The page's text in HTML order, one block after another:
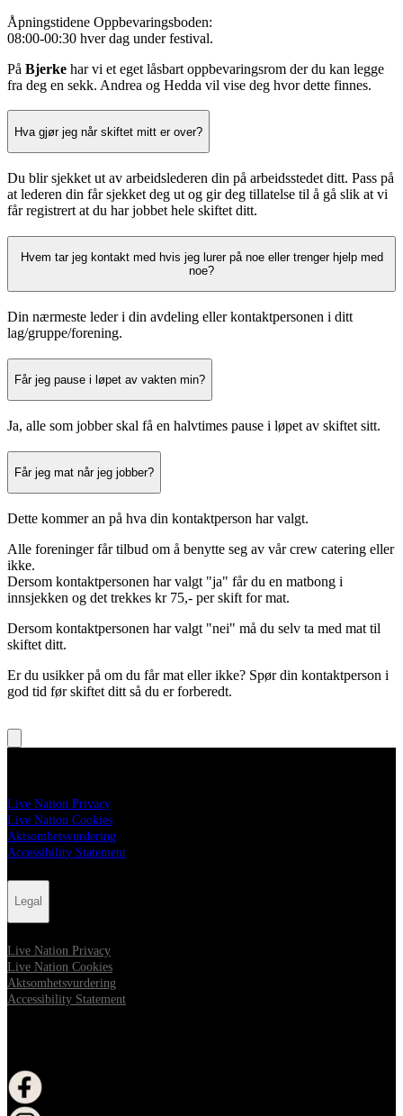
Åpningstidene Oppbevaringsboden:
08:00-00:30 hver dag under festival.
På Bjerke har vi et eget låsbart oppbevaringsrom der du kan legge
fra deg en sekk. Andrea og Hedda vil vise deg hvor dette finnes.
Hva gjør jeg når skiftet mitt er over?
Du blir sjekket ut av arbeidslederen din på arbeidsstedet ditt. Pass på
at lederen din får sjekket deg ut og gir deg tillatelse til å gå slik at vi
får registrert at du har jobbet hele skiftet ditt.
Hvem tar jeg kontakt med hvis jeg lurer på noe eller trenger hjelp med
noe?
Din nærmeste leder i din avdeling eller kontaktpersonen i ditt
lag/gruppe/forening.
Får jeg pause i løpet av vakten min?
Ja, alle som jobber skal få en halvtimes pause i løpet av skiftet sitt.
Får jeg mat når jeg jobber?
Dette kommer an på hva din kontaktperson har valgt.
Alle foreninger får tilbud om å benytte seg av vår crew catering eller
ikke.
Dersom kontaktpersonen har valgt "ja" får du en matbong i
innsjekken og det trekkes kr 75,- per skift for mat.
Dersom kontaktpersonen har valgt "nei" må du selv ta med mat til
skiftet ditt.
Er du usikker på om du får mat eller ikke? Spør din kontaktperson i
god tid før skiftet ditt så du er forberedt.
Live Nation Privacy
Live Nation Cookies
Aktsomhetsvurdering
Accessibility Statement
Legal
Live Nation Privacy
Live Nation Cookies
Aktsomhetsvurdering
Accessibility Statement
åpne i nytt vindu
åpne i nytt vindu